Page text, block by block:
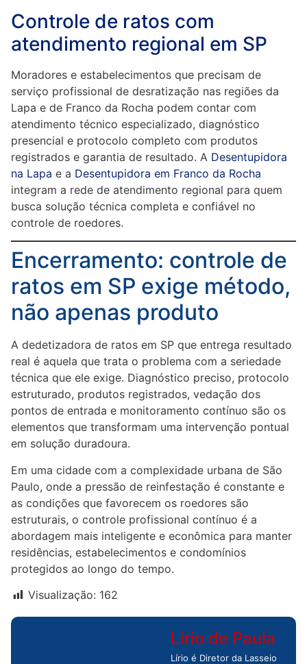
Controle de ratos com
atendimento regional em SP
Moradores e estabelecimentos que precisam de
serviço profissional de desratização nas regiões da
Lapa e de Franco da Rocha podem contar com
atendimento técnico especializado, diagnóstico
presencial e protocolo completo com produtos
registrados e garantia de resultado. A Desentupidora
na Lapa e a Desentupidora em Franco da Rocha
integram a rede de atendimento regional para quem
busca solução técnica completa e confiável no
controle de roedores.
Encerramento: controle de
ratos em SP exige método,
não apenas produto
A dedetizadora de ratos em SP que entrega resultado
real é aquela que trata o problema com a seriedade
técnica que ele exige. Diagnóstico preciso, protocolo
estruturado, produtos registrados, vedação dos
pontos de entrada e monitoramento contínuo são os
elementos que transformam uma intervenção pontual
em solução duradoura.
Em uma cidade com a complexidade urbana de São
Paulo, onde a pressão de reinfestação é constante e
as condições que favorecem os roedores são
estruturais, o controle profissional contínuo é a
abordagem mais inteligente e econômica para manter
residências, estabelecimentos e condomínios
protegidos ao longo do tempo.
Visualização: 162
Lirio de Paula
Lírio é Diretor da Lasseio